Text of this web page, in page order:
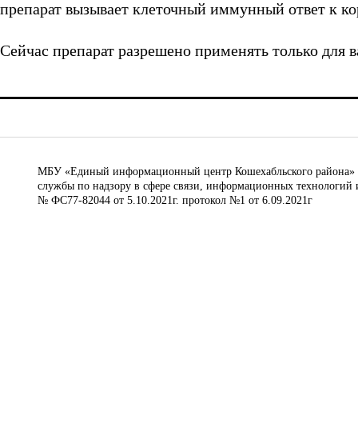
препарат вызывает клеточный иммунный ответ к
Сейчас препарат разрешено применять только для
МБУ «Единый информационный центр Кошехабльского района»
службы по надзору в сфере связи, информационных
№ ФС77-82044 от 5.10.2021г. протокол №1 от 6.09.2021г